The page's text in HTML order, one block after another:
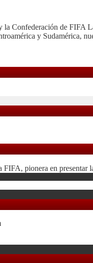
la Confederación de
y Sudamérica,
FIFA, pionera en